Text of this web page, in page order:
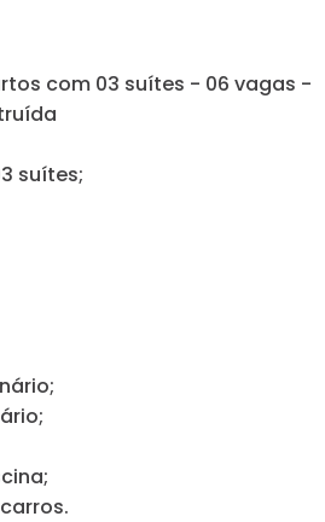
com 03 suítes - 06 vagas -
suítes;